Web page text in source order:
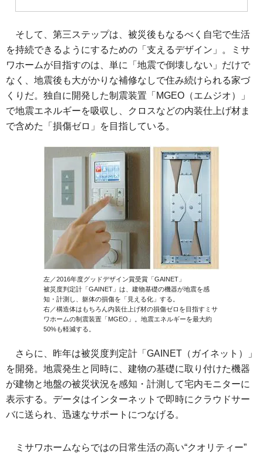
そして、第三ステップは、被災後もなるべく自宅で生活
を持続できるようにするための「支えるデザイン」。ミサ
ワホームが目指すのは、単に「地震で倒壊しない」だけで
なく、地震後も大がかりな補修なしで住み続けられる家づ
くりだ。独自に開発した制震装置「MGEO（エムジオ）」
で地震エネルギーを吸収し、クロスなどの内装仕上げ材ま
で含めた「損傷ゼロ」を目指している。
左／2016年度グッドデザイン賞受賞「GAINET」
被災度判定計「GAINET」は、建物基礎の機器が地震を感
知・計測し、躯体の損傷を「見える化」する。
右／構造体はもちろん内装仕上げ材の損傷ゼロを目指すミサ
ワホームの制震装置「MGEO」。地震エネルギーを最大約
50%も軽減する。
さらに、昨年は被災度判定計「GAINET（ガイネット）」
を開発。地震発生と同時に、建物の基礎に取り付けた機器
が建物と地盤の被災状況を感知・計測して宅内モニターに
表示する。データはインターネットで即時にクラウドサー
バに送られ、迅速なサポートにつなげる。
ミサワホームならではの日常生活の高い“クオリティー”